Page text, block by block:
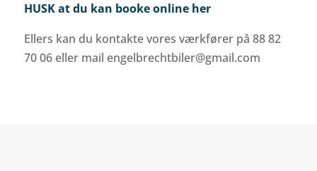
HUSK at du kan booke online her
Ellers kan du kontakte vores værkfører på 88 82
70 06 eller mail engelbrechtbiler@gmail.com